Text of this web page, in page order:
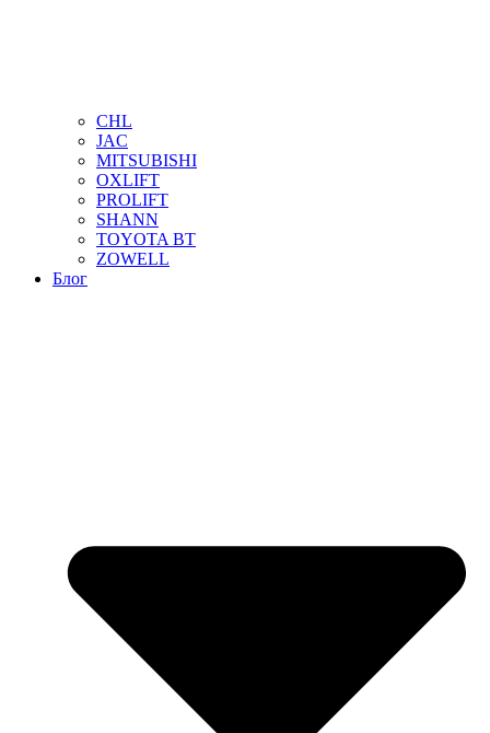
CHL
JAC
MITSUBISHI
OXLIFT
PROLIFT
SHANN
TOYOTA BT
ZOWELL
Блог